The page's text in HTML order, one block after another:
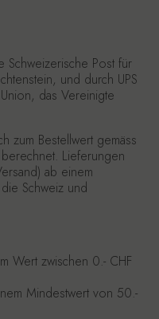
Schweizerische Post für
, und durch UPS
, das Vereinigte
zum Bestellwert gemäss
Lieferungen
ab einem
Schweiz und
Wert zwischen 0.- CHF
Mindestwert von 50.-